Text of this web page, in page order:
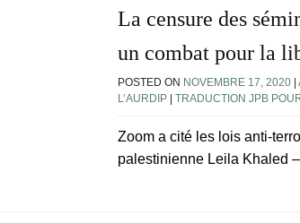
La censure des
un combat pour la
POSTED ON NOVEMBRE 17, 2020 |
L’AURDIP | TRADUCTION JPB
Zoom a cité les lois anti-
palestinienne Leila Khaled